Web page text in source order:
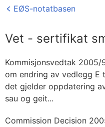
EØS-notatbasen
Vet - sertifikat
Kommisjonsvedtak 2005/
om endring av vedlegg E
det gjelder oppdatering
sau og geit...
Commission Decision